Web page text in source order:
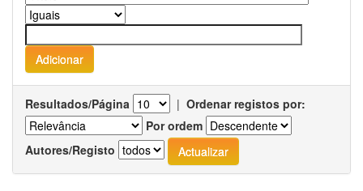
Resultados/Página | Ordenar registos por:
Por ordem
Autores/Registo